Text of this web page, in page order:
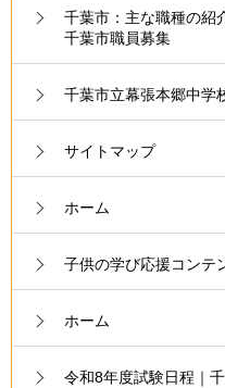
千葉市：主な職種の紹
千葉市職員募集
千葉市立幕張本郷中学
サイトマップ
ホーム
子供の学び応援コンテ
ホーム
令和8年度試験日程｜